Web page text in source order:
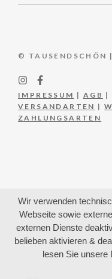
© TAUSENDSCHÖN
IMPRESSUM | AGB |
VERSANDARTEN |
ZAHLUNGSARTEN
Wir verwenden
Webseite sowie
externen Dienste
belieben aktivieren &
lesen Sie unsere